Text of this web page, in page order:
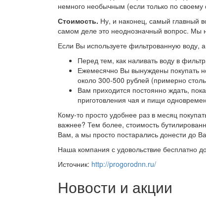
немного необычным (если только по своему
Стоимость. Ну, и наконец, самый главный
самом деле это неоднозначный вопрос. Мы
Если Вы используете фильтрованную воду,
Перед тем, как наливать воду в
Ежемесячно Вы вынуждены покупать
около 300-500 рублей (примерно
Вам приходится постоянно ждать,
приготовления чая и пищи
Кому-то просто удобнее раз в месяц
важнее? Тем более, стоимость
Вам, а мы просто постарались донести до
Наша компания с удовольствие бесплатно
Источник: http://progorodnn.ru/
Новости и акции